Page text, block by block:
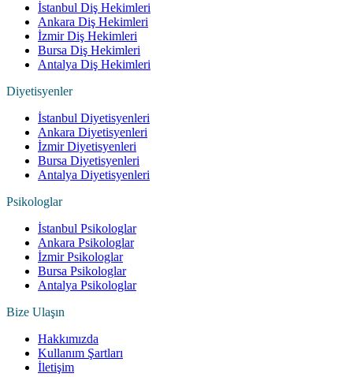
İstanbul Diş Hekimleri
Ankara Diş Hekimleri
İzmir Diş Hekimleri
Bursa Diş Hekimleri
Antalya Diş Hekimleri
Diyetisyenler
İstanbul Diyetisyenleri
Ankara Diyetisyenleri
İzmir Diyetisyenleri
Bursa Diyetisyenleri
Antalya Diyetisyenleri
Psikologlar
İstanbul Psikologlar
Ankara Psikologlar
İzmir Psikologlar
Bursa Psikologlar
Antalya Psikologlar
Bize Ulaşın
Hakkımızda
Kullanım Şartları
İletişim